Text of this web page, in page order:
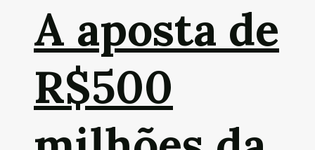
A aposta de
R$500